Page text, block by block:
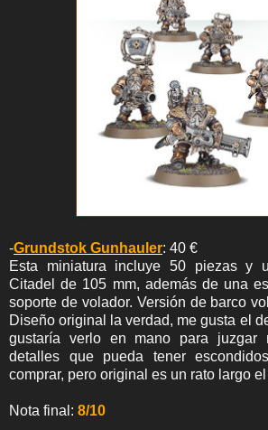
-Grundstok Gunhauler: 40 €
Esta miniatura incluye 50 piezas y
Citadel de 105 mm, además de una
soporte de volador. Versión de barco
Diseño original la verdad, me gusta el
gustaría verlo en mano para juzgar
detalles que pueda tener
comprar, pero original es un rato largo
Nota final: 8/10